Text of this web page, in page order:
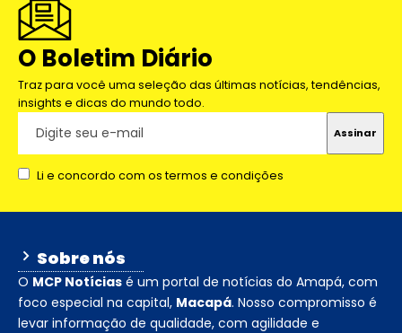
O Boletim Diário
Traz para você uma seleção das últimas notícias, tendências,
insights e dicas do mundo todo.
Li e concordo com os termos e condições
Sobre nós
O MCP Notícias é um portal de notícias do Amapá, com
foco especial na capital, Macapá. Nosso compromisso é
levar informação de qualidade, com agilidade e